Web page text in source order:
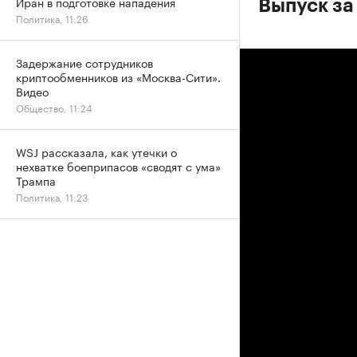
Выпуск
Политика, 11:26
Задержание сотрудников
криптообменников из «Москва-Сити».
Видео
Общество, 11:24
WSJ рассказала, как утечки о
нехватке боеприпасов «сводят с ума»
Трампа
Политика, 11:23